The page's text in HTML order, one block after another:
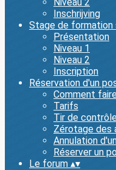
Inschrijving
Stage de
Présentation
Niveau 1
Niveau 2
Inscription
Réservation d'un
Comment
Tarifs
Tir de
Zérotage des
Annulation
Réserver un
Le forum ▴▾